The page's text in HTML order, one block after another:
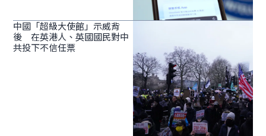
中國「超級大使館」示威背
後 在英港人、英國國民對中
共投下不信任票